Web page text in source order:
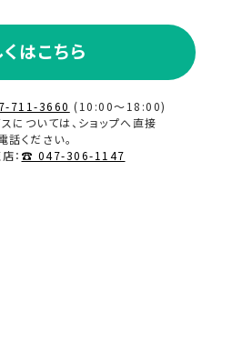
はこちら
711-3660 (10:00～18:00)
については、ショップへ直接
話ください。
： ☎ 047-306-1147